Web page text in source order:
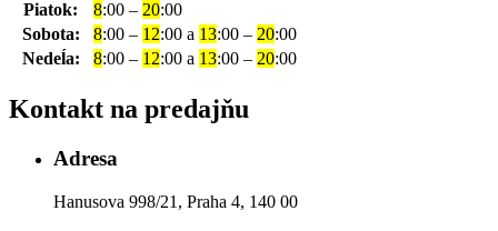
Piatok: 8:00 – 20:00
Sobota:
8:00 – 12:00 a 13:00 – 20:00
Nedeĺa:
8:00 – 12:00 a 13:00 – 20:00
Kontakt na predajňu
Adresa
Hanusova 998/21, Praha 4, 140 00